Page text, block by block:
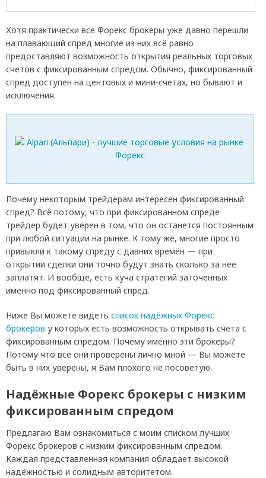
Хотя практически все Форекс брокеры уже давно перешли
на плавающий спред многие из них всё равно
предоставляют возможность открытия реальных торговых
счетов с фиксированным спредом. Обычно, фиксированный
спред доступен на центовых и мини-счетах, но бывают и
исключения.
Почему некоторым трейдерам интересен фиксированный
спред? Всё потому, что при фиксированном спреде
трейдер будет уверен в том, что он останется постоянным
при любой ситуации на рынке. К тому же, многие просто
привыкли к такому спреду с давних времён — при
открытии сделки они точно будут знать сколько за неё
заплатят. И вообще, есть куча стратегий заточенных
именно под фиксированный спред.
Ниже Вы можете видетьсписок надёжных Форекс
брокеров у которых есть возможность открывать счета с
фиксированным спредом. Почему именно эти брокеры?
Потому что все они проверены лично мной — Вы можете
быть в них уверены, я Вам плохого не посоветую.
Надёжные Форекс брокеры с низким
фиксированным спредом
Предлагаю Вам ознакомиться с моим списком лучших
Форекс брокеров с низким фиксированным спредом.
Каждая представленная компания обладает высокой
надёжностью и солидным авторитетом.